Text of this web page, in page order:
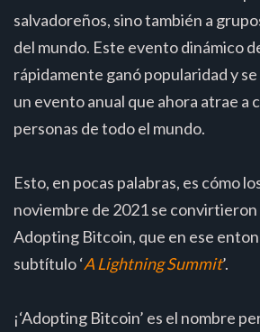
salvadoreños, sino también a
del mundo. Este evento dinámico
rápidamente ganó popularidad y
un evento anual que ahora atrae a
personas de todo el mundo.
Esto, en pocas palabras, es cómo
noviembre de 2021 se convirtieron
Adopting Bitcoin, que en ese
subtítulo ‘A Lightning Summit’.
¡‘Adopting Bitcoin’ es el nombre